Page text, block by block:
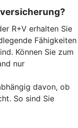
R+V erhalten Sie
Fähigkeiten
Können Sie zum
nur
davon, ob
So sind Sie